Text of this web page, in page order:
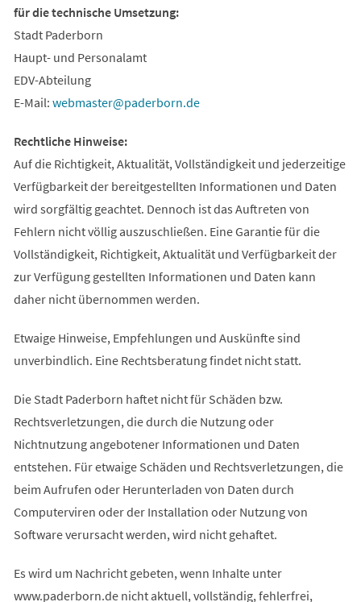
für die technische Umsetzung:
Stadt Paderborn
Haupt- und Personalamt
EDV-Abteilung
E-Mail: webmaster paderborn de
Rechtliche Hinweise:
Auf die Richtigkeit, Aktualität, Vollständigkeit und jederzeitige
Verfügbarkeit der bereitgestellten Informationen und Daten
wird sorgfältig geachtet. Dennoch ist das Auftreten von
Fehlern nicht völlig auszuschließen. Eine Garantie für die
Vollständigkeit, Richtigkeit, Aktualität und Verfügbarkeit der
zur Verfügung gestellten Informationen und Daten kann
daher nicht übernommen werden.
Etwaige Hinweise, Empfehlungen und Auskünfte sind
unverbindlich. Eine Rechtsberatung findet nicht statt.
Die Stadt Paderborn haftet nicht für Schäden bzw.
Rechtsverletzungen, die durch die Nutzung oder
Nichtnutzung angebotener Informationen und Daten
entstehen. Für etwaige Schäden und Rechtsverletzungen, die
beim Aufrufen oder Herunterladen von Daten durch
Computerviren oder der Installation oder Nutzung von
Software verursacht werden, wird nicht gehaftet.
Es wird um Nachricht gebeten, wenn Inhalte unter
www.paderborn.de nicht aktuell, vollständig, fehlerfrei,